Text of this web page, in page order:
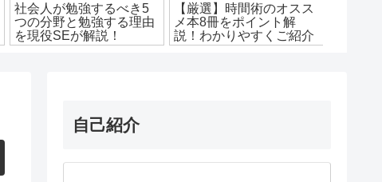
社会人が勉強するべき5
つの分野と勉強する理由
を現役SEが解説！
【厳選】時間術のオスス
メ本8冊をポイント解
説！わかりやすくご紹介
自己紹介